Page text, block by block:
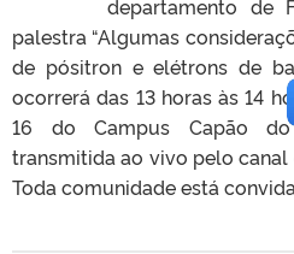
departamento de
palestra “Algumas
de pósitron e elétrons de
ocorrerá das 13 horas às 14
16 do Campus Capão
transmitida ao vivo pelo canal
Toda comunidade está